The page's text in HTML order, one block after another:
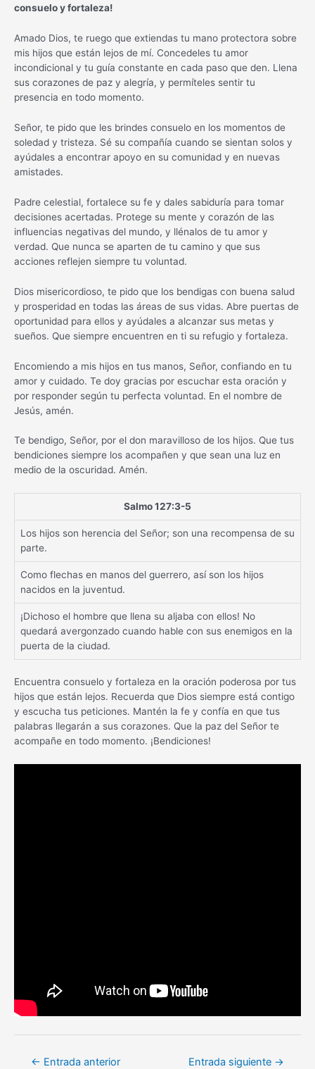
consuelo y fortaleza!
Amado Dios, te ruego que extiendas tu mano protectora sobre
mis hijos que están lejos de mí. Concedeles tu amor
incondicional y tu guía constante en cada paso que den. Llena
sus corazones de paz y alegría, y permíteles sentir tu
presencia en todo momento.
Señor, te pido que les brindes consuelo en los momentos de
soledad y tristeza. Sé su compañía cuando se sientan solos y
ayúdales a encontrar apoyo en su comunidad y en nuevas
amistades.
Padre celestial, fortalece su fe y dales sabiduría para tomar
decisiones acertadas. Protege su mente y corazón de las
influencias negativas del mundo, y llénalos de tu amor y
verdad. Que nunca se aparten de tu camino y que sus
acciones reflejen siempre tu voluntad.
Dios misericordioso, te pido que los bendigas con buena salud
y prosperidad en todas las áreas de sus vidas. Abre puertas de
oportunidad para ellos y ayúdales a alcanzar sus metas y
sueños. Que siempre encuentren en ti su refugio y fortaleza.
Encomiendo a mis hijos en tus manos, Señor, confiando en tu
amor y cuidado. Te doy gracias por escuchar esta oración y
por responder según tu perfecta voluntad. En el nombre de
Jesús, amén.
Te bendigo, Señor, por el don maravilloso de los hijos. Que tus
bendiciones siempre los acompañen y que sean una luz en
medio de la oscuridad. Amén.
Salmo 127:3-5
Los hijos son herencia del Señor; son una recompensa de su
parte.
Como flechas en manos del guerrero, así son los hijos
nacidos en la juventud.
¡Dichoso el hombre que llena su aljaba con ellos! No
quedará avergonzado cuando hable con sus enemigos en la
puerta de la ciudad.
Encuentra consuelo y fortaleza en la oración poderosa por tus
hijos que están lejos. Recuerda que Dios siempre está contigo
y escucha tus peticiones. Mantén la fe y confía en que tus
palabras llegarán a sus corazones. Que la paz del Señor te
acompañe en todo momento. ¡Bendiciones!
Navegación
← Entrada anterior Entrada siguiente →